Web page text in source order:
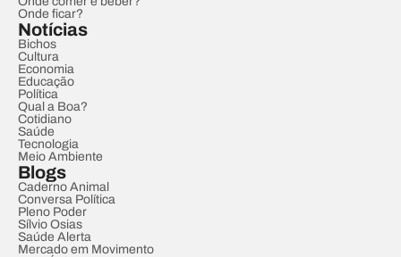
Onde ficar?
Notícias
Bichos
Cultura
Economia
Educação
Política
Qual a Boa?
Cotidiano
Saúde
Tecnologia
Meio Ambiente
Blogs
Caderno Animal
Conversa Política
Pleno Poder
Sílvio Osias
Saúde Alerta
Mercado em Movimento